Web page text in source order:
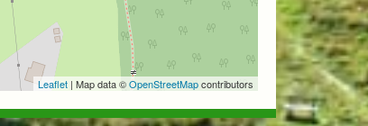
Leaflet | Map data ©OpenStreetMapcontributors